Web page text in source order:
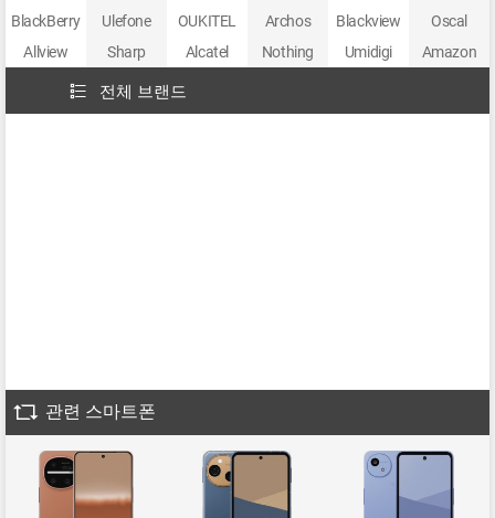
BlackBerry
Ulefone OUKITEL Archos Blackview
Oscal
Allview
Sharp Alcatel Nothing Umidigi Amazon
전체 브랜드
관련 스마트폰